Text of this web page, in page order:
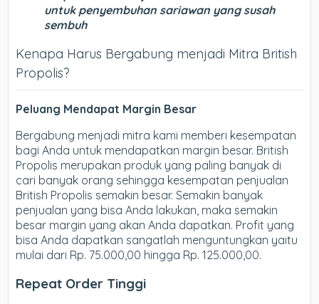
untuk penyembuhan sariawan yang susah
sembuh
Kenapa Harus Bergabung menjadi Mitra British
Propolis?
Peluang Mendapat Margin Besar
Bergabung menjadi mitra kami memberi kesempatan
bagi Anda untuk mendapatkan margin besar. British
Propolis merupakan produk yang paling banyak di
cari banyak orang sehingga kesempatan penjualan
British Propolis semakin besar. Semakin banyak
penjualan yang bisa Anda lakukan, maka semakin
besar margin yang akan Anda dapatkan. Profit yang
bisa Anda dapatkan sangatlah menguntungkan yaitu
mulai dari Rp. 75.000,00 hingga Rp. 125.000,00.
Repeat Order Tinggi